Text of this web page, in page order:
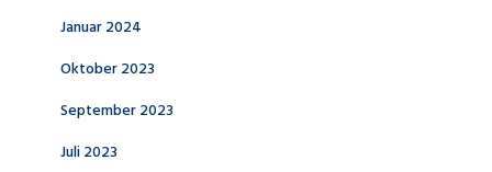
Januar 2024
Oktober 2023
September 2023
Juli 2023